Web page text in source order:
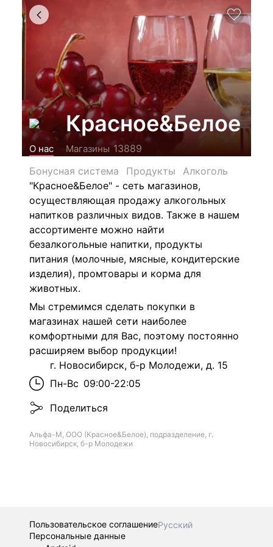
Красное&Белое
О нас Магазины 13889
Бонусная система
Продукты
Алкоголь
"Красное&Белое" - сеть магазинов,
осуществляющая продажу алкогольных
напитков различных видов. Также в нашем
ассортименте можно найти
безалкогольные напитки, продукты
питания (молочные, мясные, кондитерские
изделия), промтовары и корма для
животных.
Мы стремимся сделать покупки в
магазинах нашей сети наиболее
комфортными для Вас, поэтому постоянно
расширяем выбор продукции!
г. Новосибирск, б-р Молодежи, д. 15
Пн-Вс 09:00-22:05
Поделиться
Альфа-М, ООО (Красное&Белое), подразделение, г.
Новосибирск, б-р Молодежи
Пользовательское соглашениеРусский
Персональные данные